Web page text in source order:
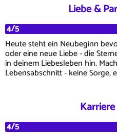
Liebe &
4/5
Heute steht ein Neubeginn
oder eine neue Liebe - die
in deinem Liebesleben hin.
Lebensabschnitt - keine Sorge,
4/5